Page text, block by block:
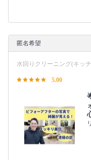
匿名希望
水回りクリーニング(キッ
5.00